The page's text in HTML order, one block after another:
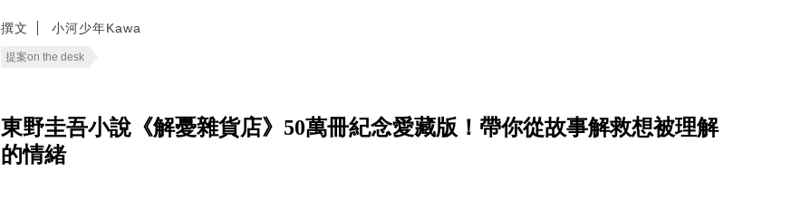
撰文 小河少年Kawa
提案on the desk
東野圭吾小說《解憂雜貨店》50萬冊紀念愛藏版！帶你從故事解救想被理解
的情緒